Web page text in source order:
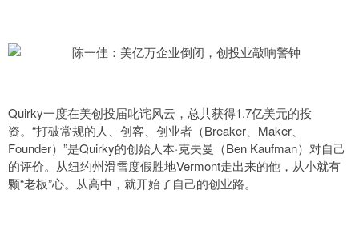
Quirky一度在美创投届叱诧风云，总共获得1.7亿美元的投
资。“打破常规的人、创客、创业者（Breaker、Maker、
Founder）”是Quirky的创始人本·克夫曼（Ben Kaufman）对自己
的评价。从纽约州滑雪度假胜地Vermont走出来的他，从小就有
颗“老板”心。从高中，就开始了自己的创业路。